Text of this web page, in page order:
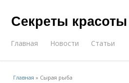
Секреты
Главная Новости Статьи
Главная » Сырая рыба